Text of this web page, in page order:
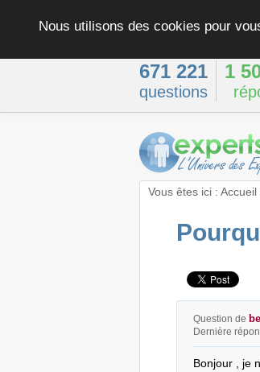
Nous utilisons des cookies pour
671 221
questions
1
Vous êtes ici : Accueil
Question de
Dernière
Bonjour , je